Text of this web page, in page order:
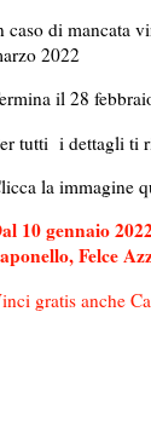
caso di mancata
2022
il 28
tutti i dettagli ti
la immagine
10 gennaio
Felce
gratis anche